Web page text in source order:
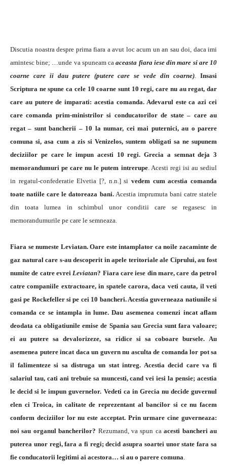
Discutia noastra despre prima fiara a avut loc acum un an sau doi, daca imi
amintesc bine; …unde va spuneam caaceasta fiara iese din mare si are 10
coarne care ii dau putere (putere care se vede din coarne).
Insasi
Scriptura ne spune ca cele 10 coarne sunt 10 regi, care nu au regat, dar
care au putere de imparati: acestia comanda. Adevarul este ca azi cei
care comanda prim-ministrilor si conducatorilor de state – care au
regat – sunt bancherii – 10 la numar, cei mai puternici, au o parere
comuna si, asa cum a zis si Venizelos, suntem obligati sa ne supunem
deciziilor pe care le impun acesti 10 regi. Grecia a semnat deja 3
memorandumuri pe care nu le putem intrerupe. Acesti regi isi au sediul
in regatul-confederatie Elvetia [?, n.n.] si vedem cum acestia comanda
toate natiile care le datoreaza bani.Acestia imprumuta bani catre statele
din toata lumea in schimbul unor conditii care se regasesc in
memorandumurile pe care le semneaza.
Fiara se numeste Leviatan. Oare este intamplator ca noile zacaminte de
gaz natural care s-au descoperit in apele teritoriale ale Ciprului, au fost
numite de catre evreiLeviatan? Fiara care iese din mare, care da petrol
catre companiile extractoare, in spatele carora, daca veti cauta, il veti
gasi pe Rockefeller si pe cei 10 bancheri. Acestia guverneaza natiunile si
comanda ce se intampla in lume. Dau asemenea comenzi incat aflam
deodata ca obligatiunile emise de Spania sau Grecia sunt fara valoare;
ei au putere sa devalorizeze, sa ridice si sa coboare bursele. Au
asemenea putere incat daca un guvern nu asculta de comanda lor pot sa
il falimenteze si sa distruga un stat intreg. Acestia decid care va fi
salariul tau, cati ani trebuie sa muncesti, cand vei iesi la pensie; acestia
le decid si le impun guvernelor. Vedeti ca in Grecia nu decide guvernul
elen ci Troica, in calitate de reprezentant al bancilor si ce nu facem
conform deciziilor lor nu este acceptat. Prin urmare cine guverneaza:
noi sau organul bancherilor? Rezumand, va spun caacesti bancheri au
puterea unor regi, fara a fi regi; decid asupra soartei unor state fara sa
fie conducatorii legitimi ai acestora… si au o parere comuna.